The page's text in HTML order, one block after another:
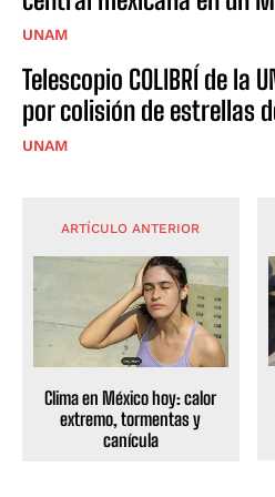
UNAM
Telescopio COLIBRÍ de la
por colisión de estrellas
UNAM
ARTÍCULO ANTERIOR
Clima en México hoy: calor
extremo, tormentas y
canícula